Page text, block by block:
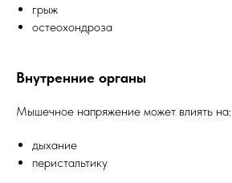
грыж
остеохондроза
Внутренние органы
Мышечное напряжение может влиять на:
дыхание
перистальтику